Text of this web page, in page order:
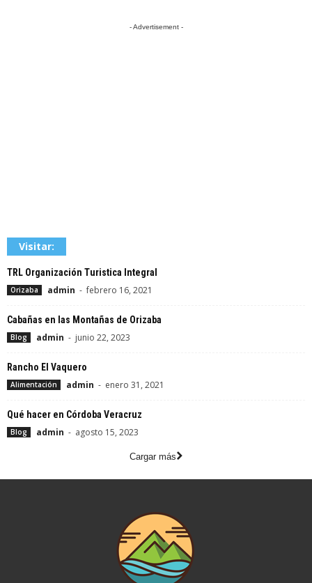
- Advertisement -
Visitar:
TRL Organización Turistica Integral
Orizaba admin - febrero 16, 2021
Cabañas en las Montañas de Orizaba
Blog admin - junio 22, 2023
Rancho El Vaquero
Alimentación admin - enero 31, 2021
Qué hacer en Córdoba Veracruz
Blog admin - agosto 15, 2023
Cargar más